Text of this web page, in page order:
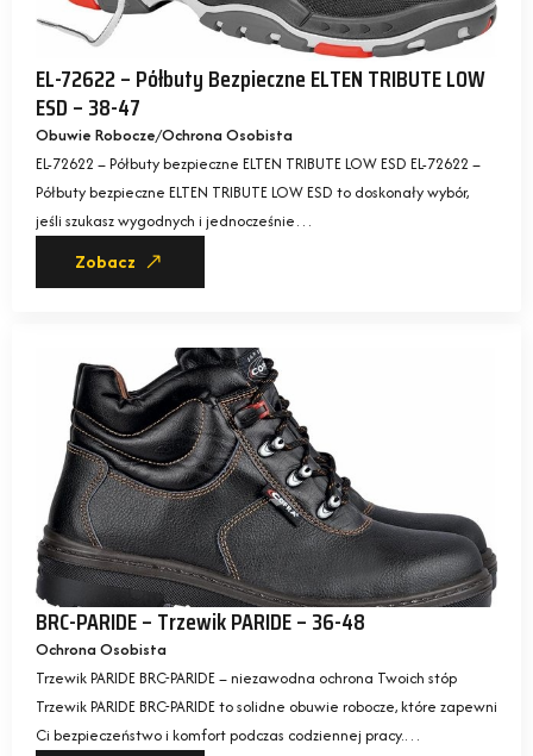
EL-72622 – Półbuty Bezpieczne ELTEN TRIBUTE LOW
ESD – 38-47
Obuwie Robocze Ochrona Osobista
EL-72622 – Półbuty bezpieczne ELTEN TRIBUTE LOW ESD EL-72622 –
Półbuty bezpieczne ELTEN TRIBUTE LOW ESD to doskonały wybór,
jeśli szukasz wygodnych i jednocześnie…
Zobacz
BRC-PARIDE – Trzewik PARIDE – 36-48
Ochrona Osobista
Trzewik PARIDE BRC-PARIDE – niezawodna ochrona Twoich stóp
Trzewik PARIDE BRC-PARIDE to solidne obuwie robocze, które zapewni
Ci bezpieczeństwo i komfort podczas codziennej pracy.…